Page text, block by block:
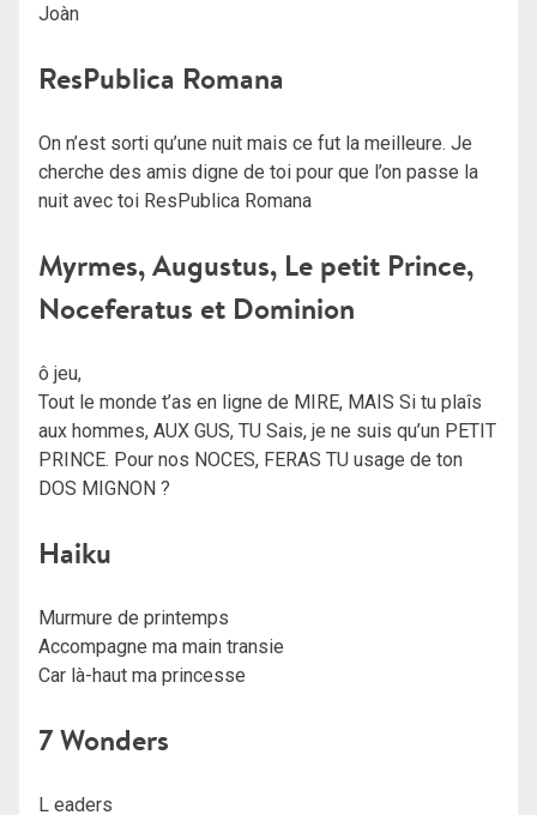
Joàn
ResPublica Romana
On n’est sorti qu’une nuit mais ce fut la meilleure. Je
cherche des amis digne de toi pour que l’on passe la
nuit avec toi ResPublica Romana
Myrmes, Augustus, Le petit Prince,
Noceferatus et Dominion
ô jeu,
Tout le monde t’as en ligne de MIRE, MAIS Si tu plaîs
aux hommes, AUX GUS, TU Sais, je ne suis qu’un PETIT
PRINCE. Pour nos NOCES, FERAS TU usage de ton
DOS MIGNON ?
Haiku
Murmure de printemps
Accompagne ma main transie
Car là-haut ma princesse
7 Wonders
L eaders